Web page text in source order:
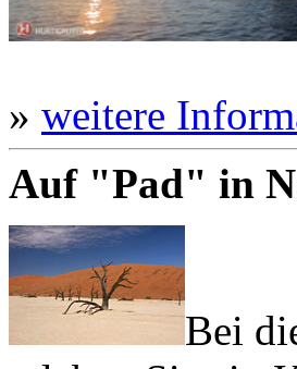
» weitere
Auf "Pad" in
Bei